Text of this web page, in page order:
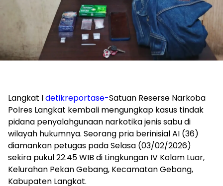
Langkat Idetikreportase-Satuan Reserse Narkoba
Polres Langkat kembali mengungkap kasus tindak
pidana penyalahgunaan narkotika jenis sabu di
wilayah hukumnya. Seorang pria berinisial AI (36)
diamankan petugas pada Selasa (03/02/2026)
sekira pukul 22.45 WIB di Lingkungan IV Kolam Luar,
Kelurahan Pekan Gebang, Kecamatan Gebang,
Kabupaten Langkat.